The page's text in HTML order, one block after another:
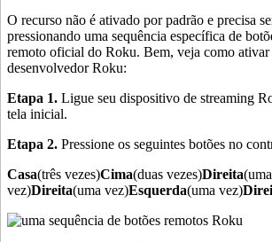
O recurso não é ativado por padrão e precisa
pressionando uma sequência específica de
remoto oficial do Roku. Bem, veja como ativar
desenvolvedor Roku:
Etapa 1. Ligue seu dispositivo de streaming
tela inicial.
Etapa 2. Pressione os seguintes botões no
Casa(três vezes)Cima(duas vezes)Direita
vez)Direita(uma vez)Esquerda(uma vez)